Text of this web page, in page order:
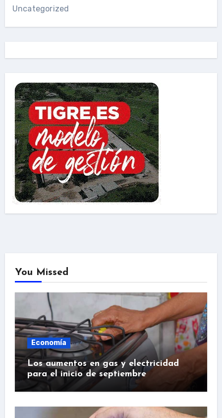
Uncategorized
You Missed
Economía
Los aumentos en gas y electricidad
para el inicio de septiembre